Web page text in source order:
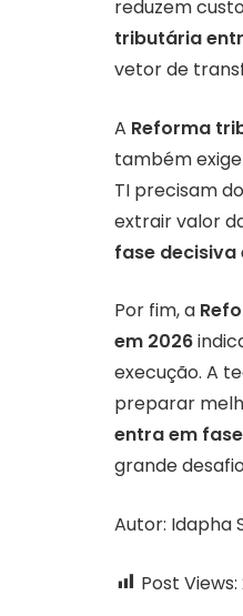
reduzem
tributária
vetor de
A Reforma
também
TI precisam
extrair valor
fase decisiva
Por fim, a
em 2026
execução. A
preparar
entra em
grande
Autor: Idapha
Post Views: